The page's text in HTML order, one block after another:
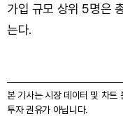
가입 규모 상위 5명은
는다.
본 기사는 시장 데이터 및 차트
투자 권유가 아닙니다.